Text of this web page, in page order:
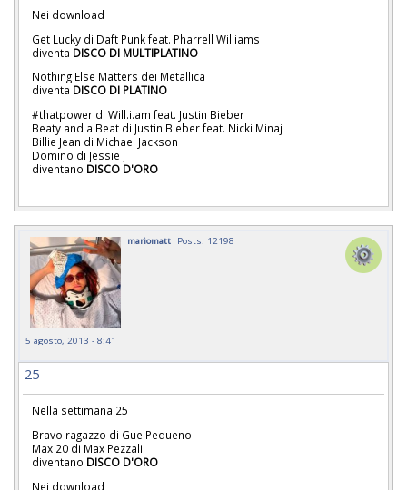
Nei download
Get Lucky di Daft Punk feat. Pharrell Williams
diventa DISCO DI MULTIPLATINO
Nothing Else Matters dei Metallica
diventa DISCO DI PLATINO
#thatpower di Will.i.am feat. Justin Bieber
Beaty and a Beat di Justin Bieber feat. Nicki Minaj
Billie Jean di Michael Jackson
Domino di Jessie J
diventano DISCO D'ORO
mariomatt Posts: 12198
5 agosto, 2013 - 8:41
25
Nella settimana 25
Bravo ragazzo di Gue Pequeno
Max 20 di Max Pezzali
diventano DISCO D'ORO
Nei download